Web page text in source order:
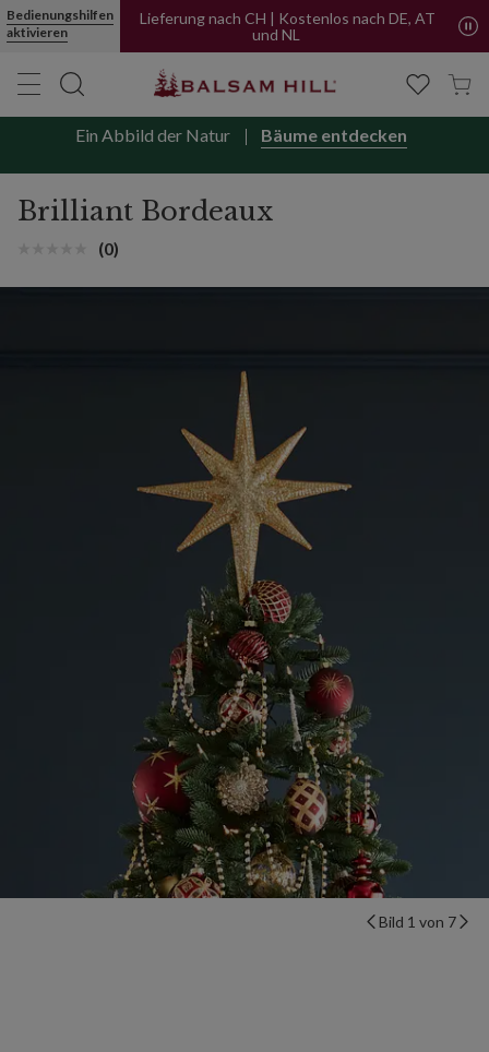
Bedienungshilfen
aktivieren
Lieferung nach CH | Kostenlos nach DE, AT
und NL
Ein Abbild der Natur Bäume entdecken
Brilliant Bordeaux
(0)
Bild 1 von 7
Brilliant Bordeaux | Balsam Hill